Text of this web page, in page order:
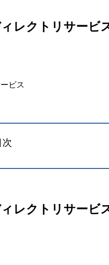
レクトリサービ
次
レクトリサービ